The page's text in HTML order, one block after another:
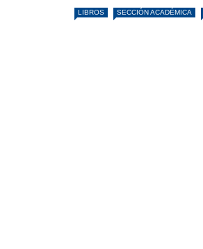
LIBROS SECCIÓN ACADÉMICA